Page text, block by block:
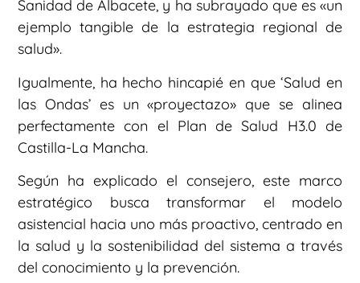
Sanidad de Albacete, y ha subrayado que es «un
ejemplo tangible de la estrategia regional de
salud».
Igualmente, ha hecho hincapié en que ‘Salud en
las Ondas’ es un «proyectazo» que se alinea
perfectamente con el Plan de Salud H3.0 de
Castilla-La Mancha.
Según ha explicado el consejero, este marco
estratégico busca transformar el modelo
asistencial hacia uno más proactivo, centrado en
la salud y la sostenibilidad del sistema a través
del conocimiento y la prevención.